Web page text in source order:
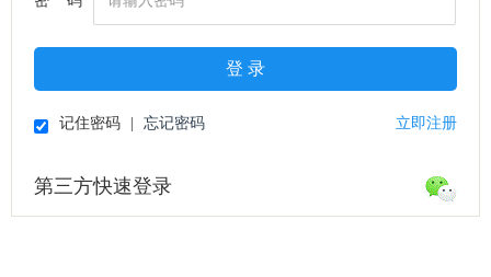
登 录
记住密码 忘记密码 立即注册
第三方快速登录